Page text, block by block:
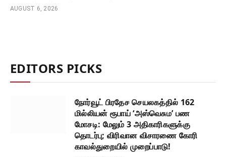
AUGUST 6, 2026
EDITORS PICKS
நோர்வூட் பிரதேச செயலகத்தில் 162
மில்லியன் ரூபாய் ‘அஸ்வெசும’ பண
மோசடி: மேலும் 3 அதிகாரிகளுக்கு
தொடர்பு; விரிவான விசாரணை கோரி
காவல்துறையில் முறைப்பாடு!